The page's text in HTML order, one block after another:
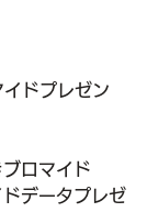
ドプレゼン
ロマイド
データプレゼ